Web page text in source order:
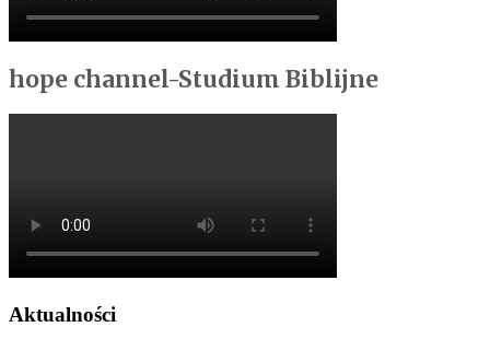
hope channel-Studium Biblijne
Aktualności